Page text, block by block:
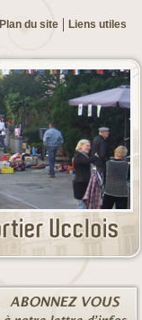
Liens utiles
Plan du site